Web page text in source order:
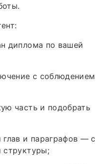
диплома по вашей
с соблюдением
часть и подобрать
глав и параграфов — с
структуры;